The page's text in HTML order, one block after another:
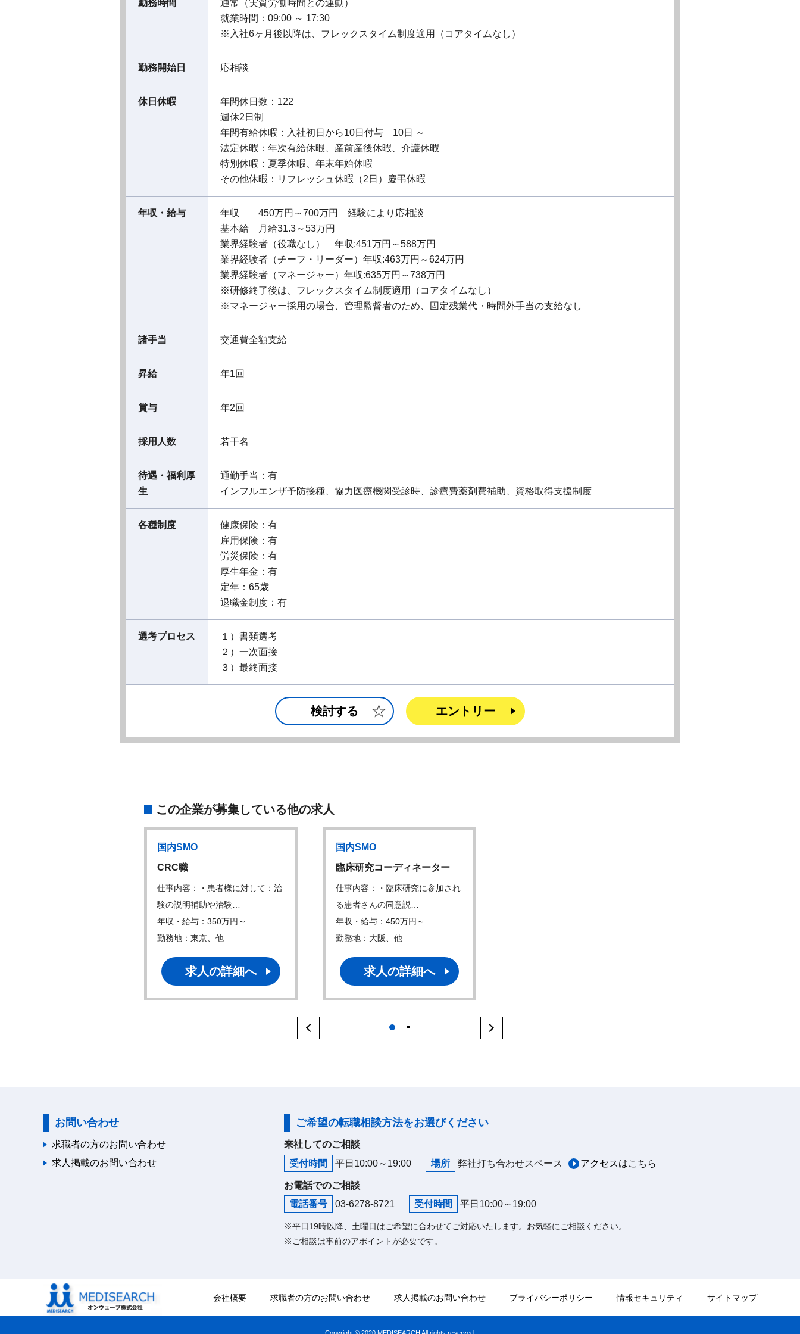
勤務時間
通常（実質労働時間との連動）
就業時間：09:00 ～ 17:30
※入社6ヶ月後以降は、フレックスタイム制度適用（コアタイムなし）
勤務開始日 応相談
休日休暇
年間休日数：122
週休2日制
年間有給休暇：入社初日から10日付与 10日 ～
法定休暇：年次有給休暇、産前産後休暇、介護休暇
特別休暇：夏季休暇、年末年始休暇
その他休暇：リフレッシュ休暇（2日）慶弔休暇
年収・給与
年収 450万円～700万円 経験により応相談
基本給 月給31.3～53万円
業界経験者（役職なし） 年収:451万円～588万円
業界経験者（チーフ・リーダー）年収:463万円～624万円
業界経験者（マネージャー）年収:635万円～738万円
※研修終了後は、フレックスタイム制度適用（コアタイムなし）
※マネージャー採用の場合、管理監督者のため、固定残業代・時間外手当の支給なし
諸手当 交通費全額支給
昇給 年1回
賞与 年2回
採用人数 若干名
待遇・福利厚
生
通勤手当：有
インフルエンザ予防接種、協力医療機関受診時、診療費薬剤費補助、資格取得支援制度
各種制度
健康保険：有
雇用保険：有
労災保険：有
厚生年金：有
定年：65歳
退職金制度：有
選考プロセス
１）書類選考
２）一次面接
３）最終面接
検討する エントリー
この企業が募集している他の求人
国内SMO
CRC職
仕事内容：・患者様に対して：治
験の説明補助や治験…
年収・給与：350万円～
勤務地：東京、他
求人の詳細へ
国内SMO
臨床研究コーディネーター
仕事内容：・臨床研究に参加され
る患者さんの同意説…
年収・給与：450万円～
勤務地：大阪、他
求人の詳細へ
1
お問い合わせ
求職者の方のお問い合わせ
求人掲載のお問い合わせ
ご希望の転職相談方法をお選びください
来社してのご相談
受付時間
平日10:00～19:00 場所 弊社打ち合わせスペース アクセスはこちら
お電話でのご相談
電話番号
03-6278-8721 受付時間 平日10:00～19:00
※平日19時以降、土曜日はご希望に合わせてご対応いたします。お気軽にご相談ください。
※ご相談は事前のアポイントが必要です。
会社概要 求職者の方のお問い合わせ 求人掲載のお問い合わせ プライバシーポリシー 情報セキュリティ サイトマップ